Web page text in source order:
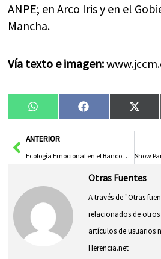
ANPE; en Arco Iris y en el
Mancha.
Vía texto e imagen:
Compartir
en
WhatsAppCompartir
en
Facebook
en
X
AntANTERIOR
Ecología Emocional en el Banco del Tiempo de Herencia
Otras Fuentes
A través de "Otras
relacionados de
artículos de usuarios
Herencia.net